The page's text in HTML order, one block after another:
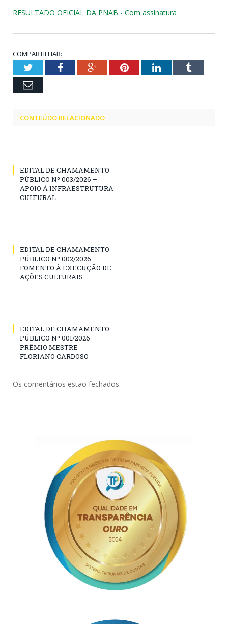
RESULTADO OFICIAL DA PNAB - Com assinatura
COMPARTILHAR:
TwitterFacebookGoogle+PinterestLinkedInTumblr
Email
CONTEÚDO RELACIONADO
EDITAL DE CHAMAMENTO
PÚBLICO Nº 003/2026 –
APOIO À INFRAESTRUTURA
CULTURAL
EDITAL DE CHAMAMENTO
PÚBLICO Nº 002/2026 –
FOMENTO À EXECUÇÃO DE
AÇÕES CULTURAIS
EDITAL DE CHAMAMENTO
PÚBLICO Nº 001/2026 –
PRÊMIO MESTRE
FLORIANO CARDOSO
Os comentários estão fechados.